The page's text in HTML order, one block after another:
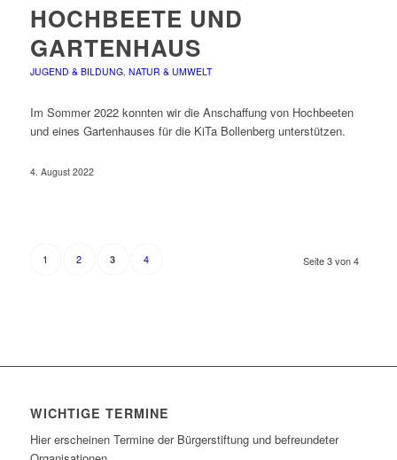
HOCHBEETE UND
GARTENHAUS
JUGEND & BILDUNG, NATUR & UMWELT
Im Sommer 2022 konnten wir die Anschaffung von Hochbeeten
und eines Gartenhauses für die KiTa Bollenberg unterstützen.
4. August 2022
Seite 3 von 4
1 2 3 4
WICHTIGE TERMINE
Hier erscheinen Termine der Bürgerstiftung und befreundeter